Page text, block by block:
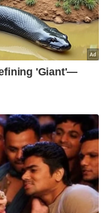
belanjawan